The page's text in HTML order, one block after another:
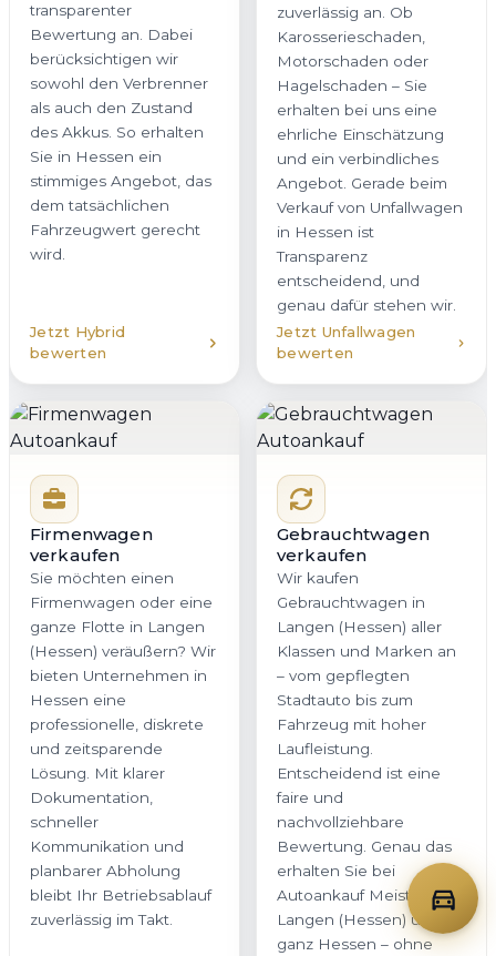
transparenter
Bewertung an. Dabei
berücksichtigen wir
sowohl den Verbrenner
als auch den Zustand
des Akkus. So erhalten
Sie in Hessen ein
stimmiges Angebot, das
dem tatsächlichen
Fahrzeugwert gerecht
wird.
Jetzt Hybrid
bewerten
zuverlässig an. Ob
Karosserieschaden,
Motorschaden oder
Hagelschaden – Sie
erhalten bei uns eine
ehrliche Einschätzung
und ein verbindliches
Angebot. Gerade beim
Verkauf von Unfallwagen
in Hessen ist
Transparenz
entscheidend, und
genau dafür stehen wir.
Jetzt Unfallwagen
bewerten
Firmenwagen
verkaufen
Sie möchten einen
Firmenwagen oder eine
ganze Flotte in Langen
(Hessen) veräußern? Wir
bieten Unternehmen in
Hessen eine
professionelle, diskrete
und zeitsparende
Lösung. Mit klarer
Dokumentation,
schneller
Kommunikation und
planbarer Abholung
bleibt Ihr Betriebsablauf
zuverlässig im Takt.
Gebrauchtwagen
verkaufen
Wir kaufen
Gebrauchtwagen in
Langen (Hessen) aller
Klassen und Marken an
– vom gepflegten
Stadtauto bis zum
Fahrzeug mit hoher
Laufleistung.
Entscheidend ist eine
faire und
nachvollziehbare
Bewertung. Genau das
erhalten Sie bei
Autoankauf Meister für
Langen (Hessen) und
ganz Hessen – ohne